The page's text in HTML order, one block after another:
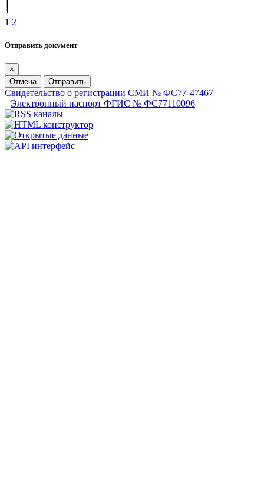
1 2
Отправить документ
×
Отмена
Отправить
Свидетельство о регистрации СМИ № ФС77-47467
Электронный паспорт ФГИС № ФС77110096